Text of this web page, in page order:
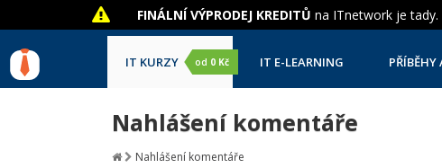
FINÁLNÍ VÝPRODEJ KREDITŮ na ITnetwork je tady.
IT KURZY od 0 Kč IT E-LEARNING PŘÍBĚHY
Nahlášení komentáře
Nahlášení komentáře